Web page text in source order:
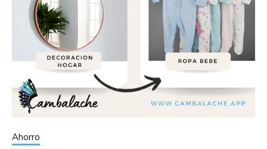
Ahorro